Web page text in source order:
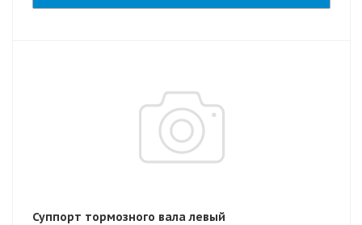
Суппорт тормозного вала левый